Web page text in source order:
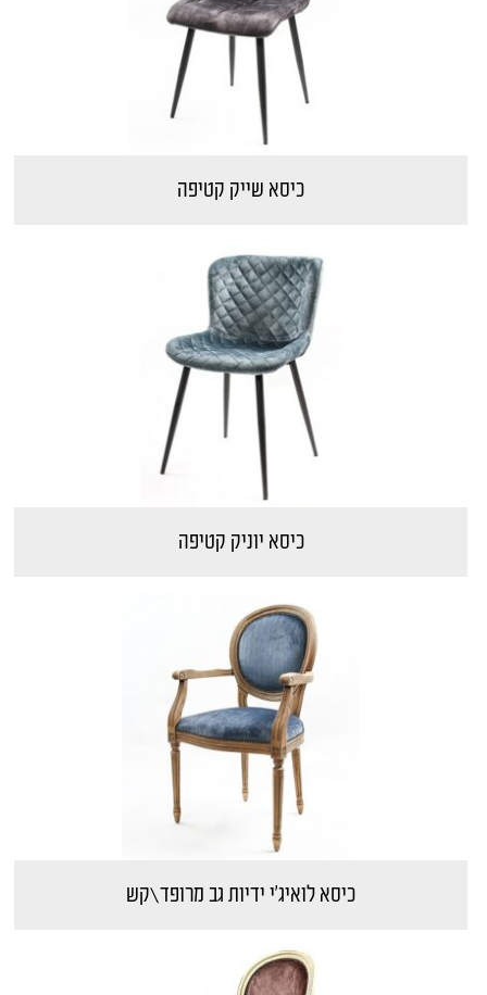
כיסא שייק קטיפה
כיסא יוניק קטיפה
כיסא לואיג'י ידיות גב מרופד\קש